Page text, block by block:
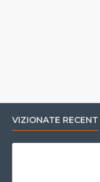
VIZIONATE RECENT